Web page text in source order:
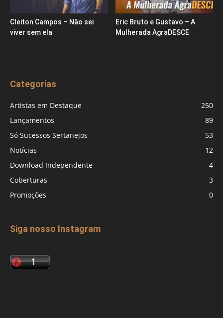
Cleiton Campos – Não sei
viver sem ela
Eric Bruto e Gustavo – A
Mulherada AgraDESCE
Categorias
Artistas em Destaque
250
Lançamentos
89
Só Sucessos Sertanejos
53
Notícias
12
Download Independente
4
Coberturas
3
Promoções
0
Siga nosso Instagram